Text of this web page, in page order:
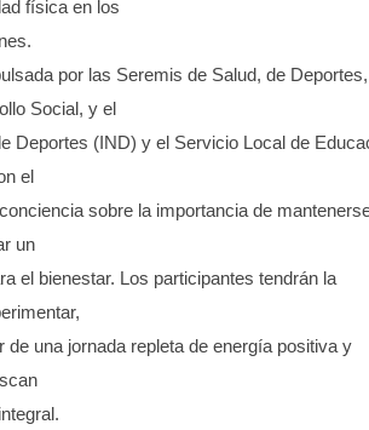
física en los
por las Seremis de Salud, de Deportes,
Social, y el
Deportes (IND) y el Servicio Local de
el
sobre la importancia de
un
el bienestar. Los participantes tendrán la
de una jornada repleta de energía positiva y